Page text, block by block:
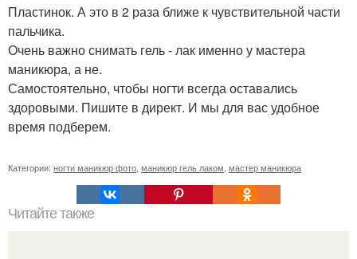
Пластинок. А это в 2 раза ближе к чувствительной части
пальчика.
Очень важно снимать гель - лак именно у мастера
маникюра, а не.
Самостоятельно, чтобы ногти всегда оставались
здоровыми. Пишите в директ. И мы для вас удобное
время подберем.
Категории: ногти маникюр фото маникюр гель лаком мастер маникюра
Читайте также